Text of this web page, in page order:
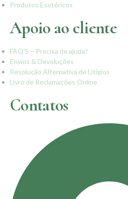
Produtos Esotéricos
Apoio ao cliente
FAQ’S – Precisa de ajuda?
Envios & Devoluções
Resolução Alternativa de Litígios
Livro de Reclamações Online
Contatos